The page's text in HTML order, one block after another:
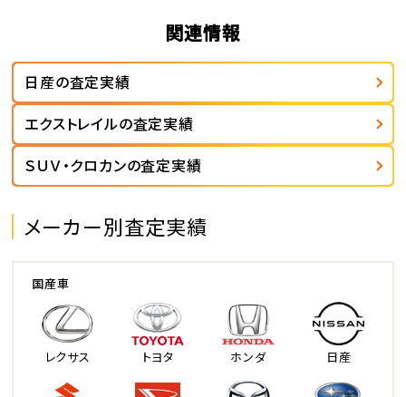
関連情報
日産の査定実績
エクストレイルの査定実績
ＳＵＶ・クロカンの査定実績
メーカー別査定実績
国産車
レクサス トヨタ ホンダ 日産